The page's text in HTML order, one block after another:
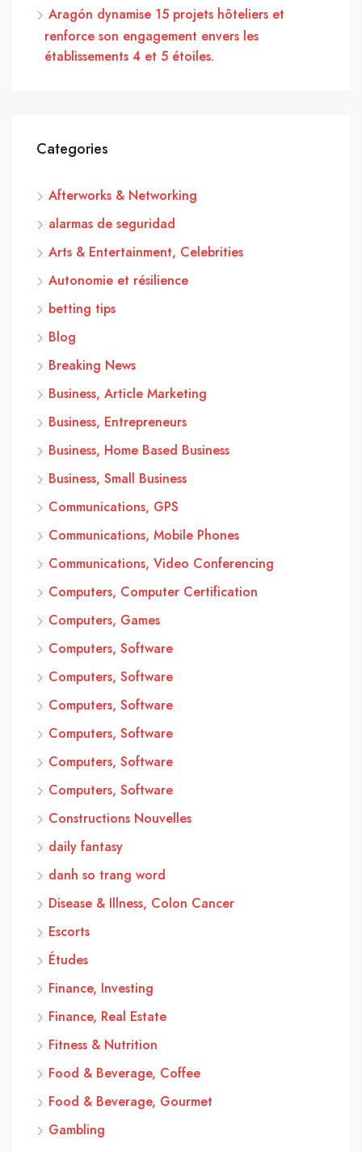
Aragón dynamise 15 projets hôteliers et
renforce son engagement envers les
établissements 4 et 5 étoiles.
Categories
Afterworks & Networking
alarmas de seguridad
Arts & Entertainment, Celebrities
Autonomie et résilience
betting tips
Blog
Breaking News
Business, Article Marketing
Business, Entrepreneurs
Business, Home Based Business
Business, Small Business
Communications, GPS
Communications, Mobile Phones
Communications, Video Conferencing
Computers, Computer Certification
Computers, Games
Computers, Software
Computers, Software
Computers, Software
Computers, Software
Computers, Software
Computers, Software
Constructions Nouvelles
daily fantasy
danh so trang word
Disease & Illness, Colon Cancer
Escorts
Études
Finance, Investing
Finance, Real Estate
Fitness & Nutrition
Food & Beverage, Coffee
Food & Beverage, Gourmet
Gambling